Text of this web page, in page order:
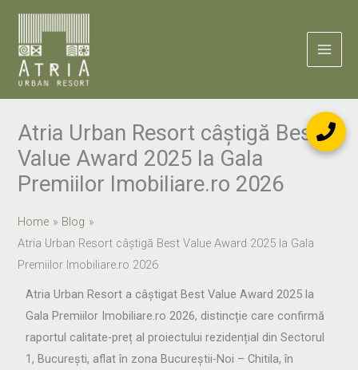
content
Atria Urban Resort câștigă Best
Value Award 2025 la Gala
Premiilor Imobiliare.ro 2026
Home
Blog
Atria Urban Resort câștigă Best Value Award 2025 la Gala
Premiilor Imobiliare.ro 2026
Atria Urban Resort a câștigat Best Value Award 2025 la
Gala Premiilor Imobiliare.ro 2026, distincție care confirmă
raportul calitate-preț al proiectului rezidențial din Sectorul
1, București, aflat în zona Bucureștii-Noi – Chitila, în